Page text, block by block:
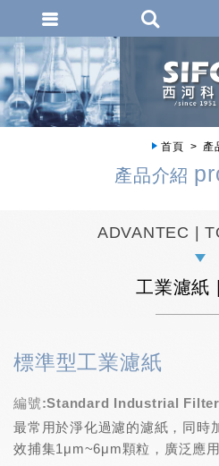
首頁 產
產品介紹
ADVANTEC |
工業濾紙
標準型工業濾紙
編號:Standard Industrial
最常用於淨化過濾的濾紙，同時
效捕集1μm~6μm顆粒，廣泛應